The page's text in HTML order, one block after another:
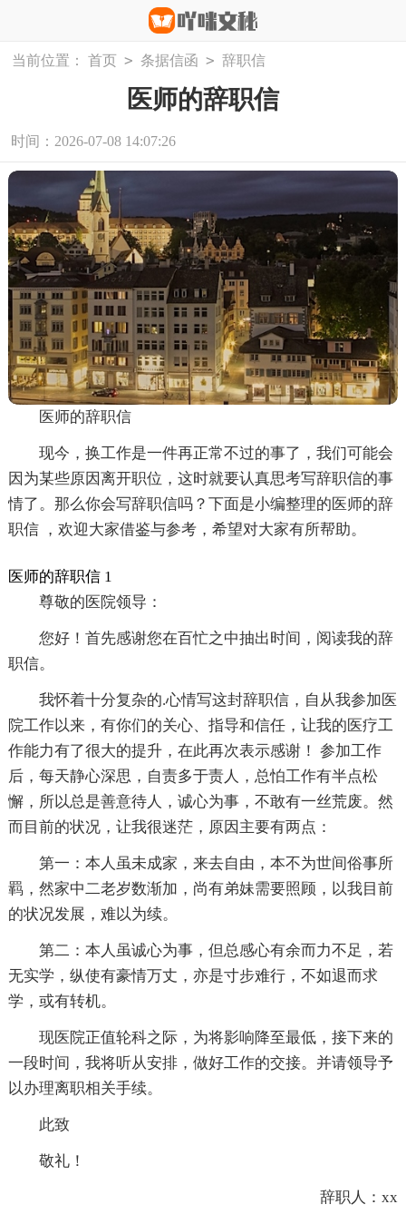
当前位置： 首页 > 条据信函 > 辞职信
医师的辞职信
时间：2026-07-08 14:07:26
医师的辞职信
现今，换工作是一件再正常不过的事了，我们可能会
因为某些原因离开职位，这时就要认真思考写辞职信的事
情了。那么你会写辞职信吗？下面是小编整理的医师的辞
职信 ，欢迎大家借鉴与参考，希望对大家有所帮助。
医师的辞职信 1
尊敬的医院领导：
您好！首先感谢您在百忙之中抽出时间，阅读我的辞
职信。
我怀着十分复杂的.心情写这封辞职信，自从我参加医
院工作以来，有你们的关心、指导和信任，让我的医疗工
作能力有了很大的提升，在此再次表示感谢！ 参加工作
后，每天静心深思，自责多于责人，总怕工作有半点松
懈，所以总是善意待人，诚心为事，不敢有一丝荒废。然
而目前的状况，让我很迷茫，原因主要有两点：
第一：本人虽未成家，来去自由，本不为世间俗事所
羁，然家中二老岁数渐加，尚有弟妹需要照顾，以我目前
的状况发展，难以为续。
第二：本人虽诚心为事，但总感心有余而力不足，若
无实学，纵使有豪情万丈，亦是寸步难行，不如退而求
学，或有转机。
现医院正值轮科之际，为将影响降至最低，接下来的
一段时间，我将听从安排，做好工作的交接。并请领导予
以办理离职相关手续。
此致
敬礼！
辞职人：xx